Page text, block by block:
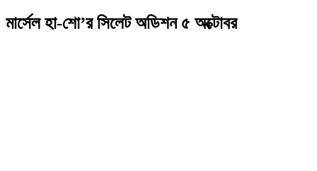
মার্সেল হা-শো’র সিলেট অডিশন ৫ অক্টোবর